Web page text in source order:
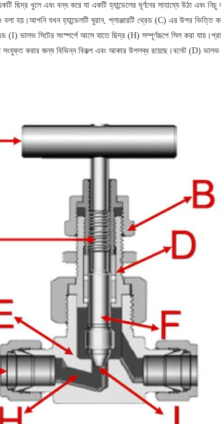
ছিদ্র খুলে এবং বন্ধ করে যা একটি হ্যান্ডেলের ঘূর্ণনের সাহায্যে উঠা এবং
হয়।আপনি যখন হ্যান্ডেলটি ঘুরান, প্লাঞ্জারটি থ্রেড (C) এর উপর ভিত্তি
এন্ড (I) ভালভ সিটের সংস্পর্শে আসে যাতে ছিদ্র (H) সম্পূর্ণরূপে সিল করা
সংযুক্ত করার জন্য বিভিন্ন বিকল্প এবং আকার উপলব্ধ রয়েছে।বনেট (D)